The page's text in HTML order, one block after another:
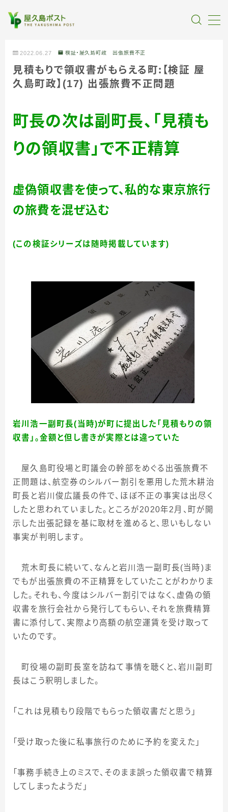
全記事カテゴリー
2022.06.27 検証・屋久島町政 出張旅費不正
見積もりで領収書がもらえる町：【検証 屋
久島町政】(17) 出張旅費不正問題
町長の次は副町長、「見積も
りの領収書」で不正精算
虚偽領収書を使って、私的な東京旅行
の旅費を混ぜ込む
(この検証シリーズは随時掲載しています)
岩川浩一副町長(当時)が町に提出した「見積もりの領
収書」。金額と但し書きが実際とは違っていた
屋久島町役場と町議会の幹部をめぐる出張旅費不
正問題は、航空券のシルバー割引を悪用した荒木耕治
町長と岩川俊広議長の件で、ほぼ不正の事実は出尽く
したと思われていました。ところが2020年2月、町が開
示した出張記録を基に取材を進めると、思いもしない
事実が判明します。
荒木町長に続いて、なんと岩川浩一副町長(当時) ま
でもが出張旅費の不正精算をしていたことがわかりま
した。それも、今度はシルバー割引ではなく、虚偽の領
収書を旅行会社から発行してもらい、それを旅費精算
書に添付して、実際より高額の航空運賃を受け取って
いたのです。
町役場の副町長室を訪ねて事情を聴くと、岩川副町
長はこう釈明しました。
「これは見積もり段階でもらった領収書だと思う」
「受け取った後に私事旅行のために予約を変えた」
「事務手続き上のミスで、そのまま誤った領収書で精算
してしまったようだ」